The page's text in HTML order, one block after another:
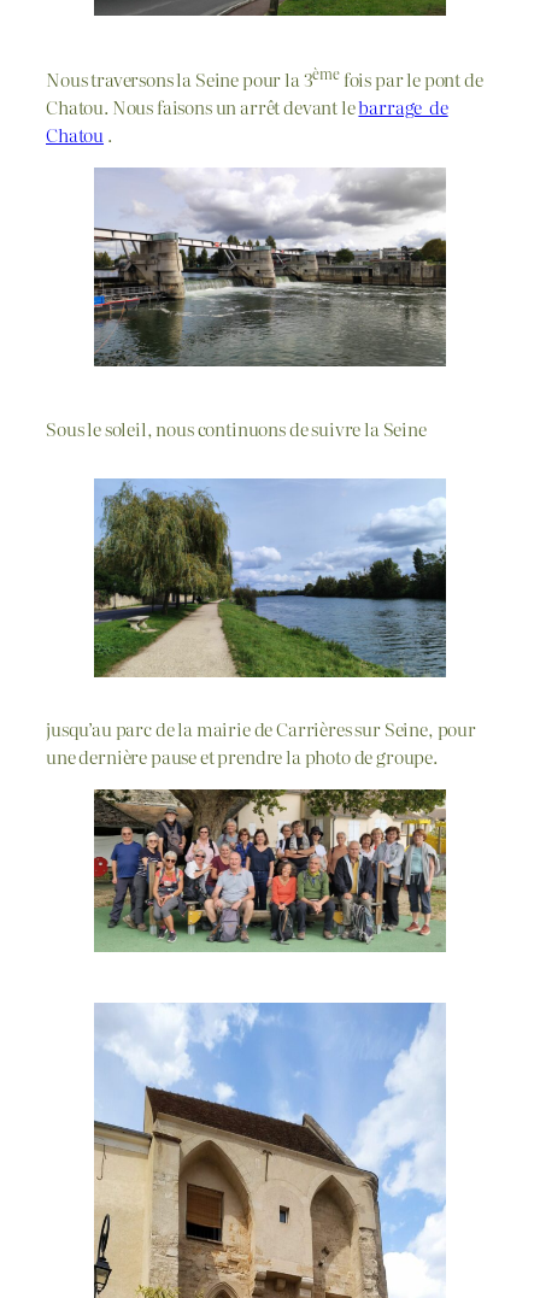
Nous traversons la Seine pour la 3èmefois par le pont de
Chatou. Nous faisons un arrêt devant lebarrage de
Chatou .
Sous le soleil, nous continuons de suivre la Seine
jusqu’au parc de la mairie de Carrières sur Seine, pour
une dernière pause et prendre la photo de groupe.